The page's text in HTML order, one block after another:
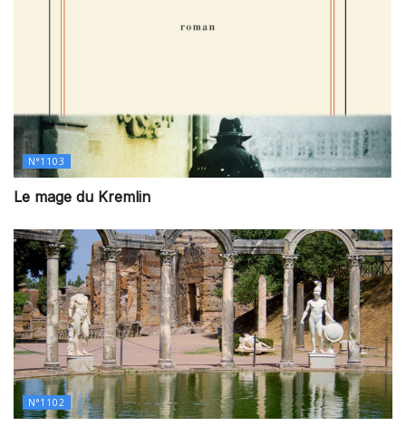
N°1103
Le mage du Kremlin
N°1102